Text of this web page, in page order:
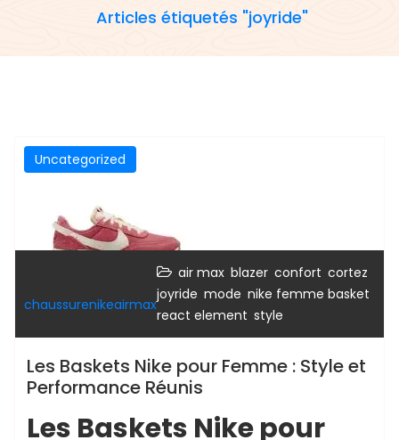
Articles étiquetés "joyride"
Uncategorized
chaussurenikeairmax
air max blazer confort cortez
joyride mode nike femme basket
react element style
Les Baskets Nike pour Femme : Style et
Performance Réunis
Les Baskets Nike pour